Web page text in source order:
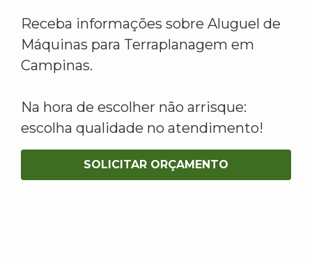
Receba informações sobre Aluguel de
Máquinas para Terraplanagem em
Campinas.
Na hora de escolher não arrisque:
escolha qualidade no atendimento!
SOLICITAR ORÇAMENTO